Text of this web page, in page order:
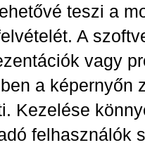
teszi a
A
vagy
a képernyőn
Kezelése
felhasználók